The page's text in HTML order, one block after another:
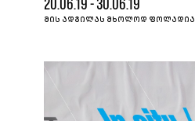
20.06.19 - 30.06.19
ᲛᲘᲡ ᲐᲓᲒᲘᲚᲐᲡ ᲛᲮᲝᲚᲝᲓ ᲤᲝᲚᲐᲓᲘᲐ